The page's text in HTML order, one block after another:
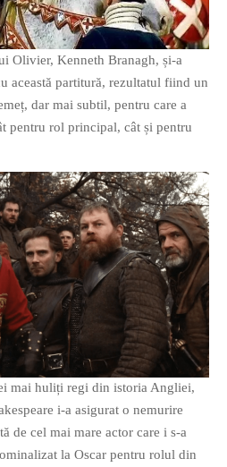
Olivier, Kenneth Branagh, și-a
această partitură, rezultatul fiind un
dar mai subtil, pentru care a
pentru rol principal, cât și pentru
mai huliți regi din istoria Angliei,
i-a asigurat o nemurire
de cel mai mare actor care i s-a
la Oscar pentru rolul din